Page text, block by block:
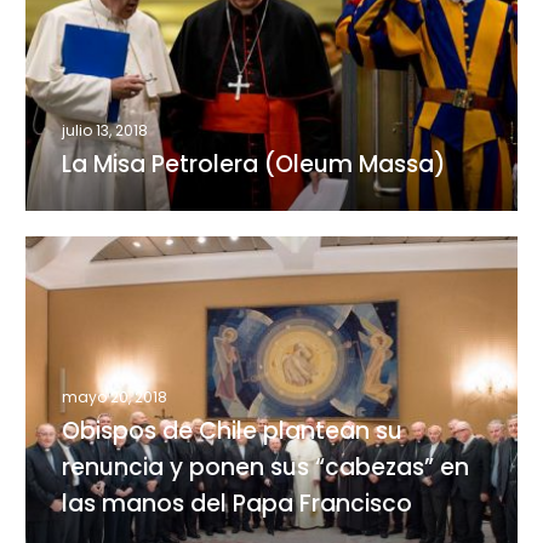
Massa)
julio 13, 2018
La Misa Petrolera (Oleum Massa)
Obispos
de
plantean
renuncia
ponen
sus
“cabezas”
mayo 20, 2018
Obispos de Chile plantean su
renuncia y ponen sus “cabezas” en
las manos del Papa Francisco